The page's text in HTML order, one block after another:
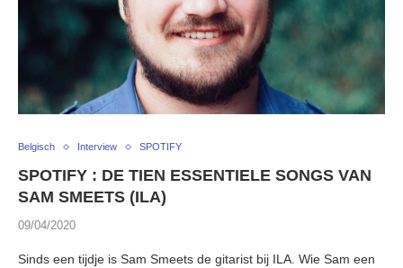
Belgisch Interview SPOTIFY
SPOTIFY : DE TIEN ESSENTIELE SONGS VAN
SAM SMEETS (ILA)
09/04/2020
Sinds een tijdje is Sam Smeets de gitarist bij ILA. Wie Sam een